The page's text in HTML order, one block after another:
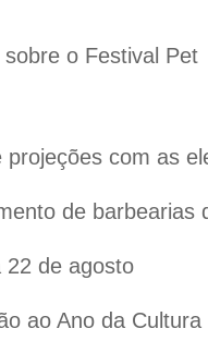
o Festival Pet
com as
de barbearias
22 de agosto
ao Ano da Cultura